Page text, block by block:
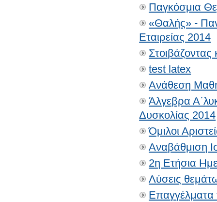
Παγκόσμια
«Θαλής» -
Εταιρείας 2014
test latex
Ανάθεση
Άλγεβρα
Δυσκολίας 2014
Όμιλοι
Αναβάθμιση
2η Ετήσια
Λύσεις